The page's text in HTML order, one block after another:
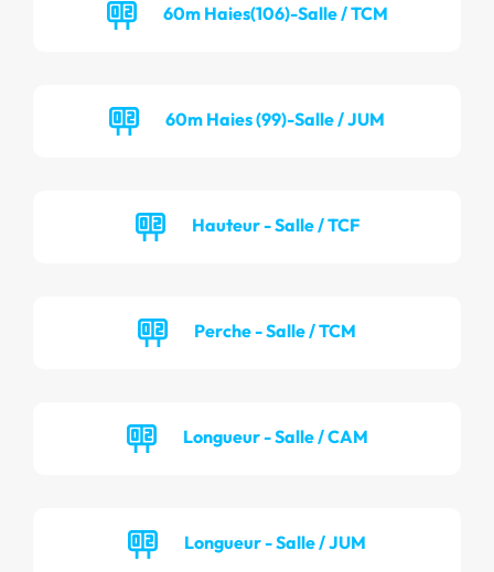
60m Haies(106)-Salle / TCM
60m Haies (99)-Salle / JUM
Hauteur - Salle / TCF
Perche - Salle / TCM
Longueur - Salle / CAM
Longueur - Salle / JUM